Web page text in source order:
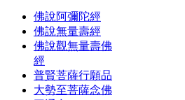
佛說阿彌陀經
佛說無量壽經
佛說觀無量壽佛
經
普賢菩薩行願品
大勢至菩薩念佛